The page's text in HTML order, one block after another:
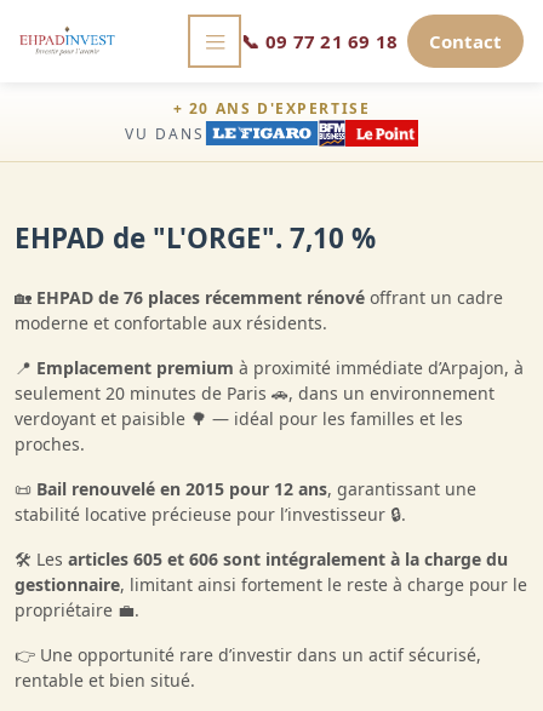
📞 09 77 21 69 18 Contact
+ 20 ANS D'EXPERTISE
VU DANS
EHPAD de "L'ORGE". 7,10 %
🏡 EHPAD de 76 places récemment rénové offrant un cadre
moderne et confortable aux résidents.
📍 Emplacement premium à proximité immédiate d’Arpajon, à
seulement 20 minutes de Paris 🚗, dans un environnement
verdoyant et paisible 🌳 — idéal pour les familles et les
proches.
📜 Bail renouvelé en 2015 pour 12 ans, garantissant une
stabilité locative précieuse pour l’investisseur 🔒.
🛠️ Les articles 605 et 606 sont intégralement à la charge du
gestionnaire, limitant ainsi fortement le reste à charge pour le
propriétaire 💼.
👉 Une opportunité rare d’investir dans un actif sécurisé,
rentable et bien situé.